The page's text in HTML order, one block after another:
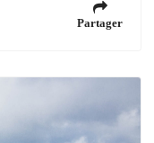
Partager